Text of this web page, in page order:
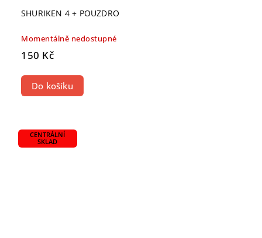
SHURIKEN 4 + POUZDRO
Momentálně nedostupné
150 Kč
Do košíku
CENTRÁLNÍ
SKLAD